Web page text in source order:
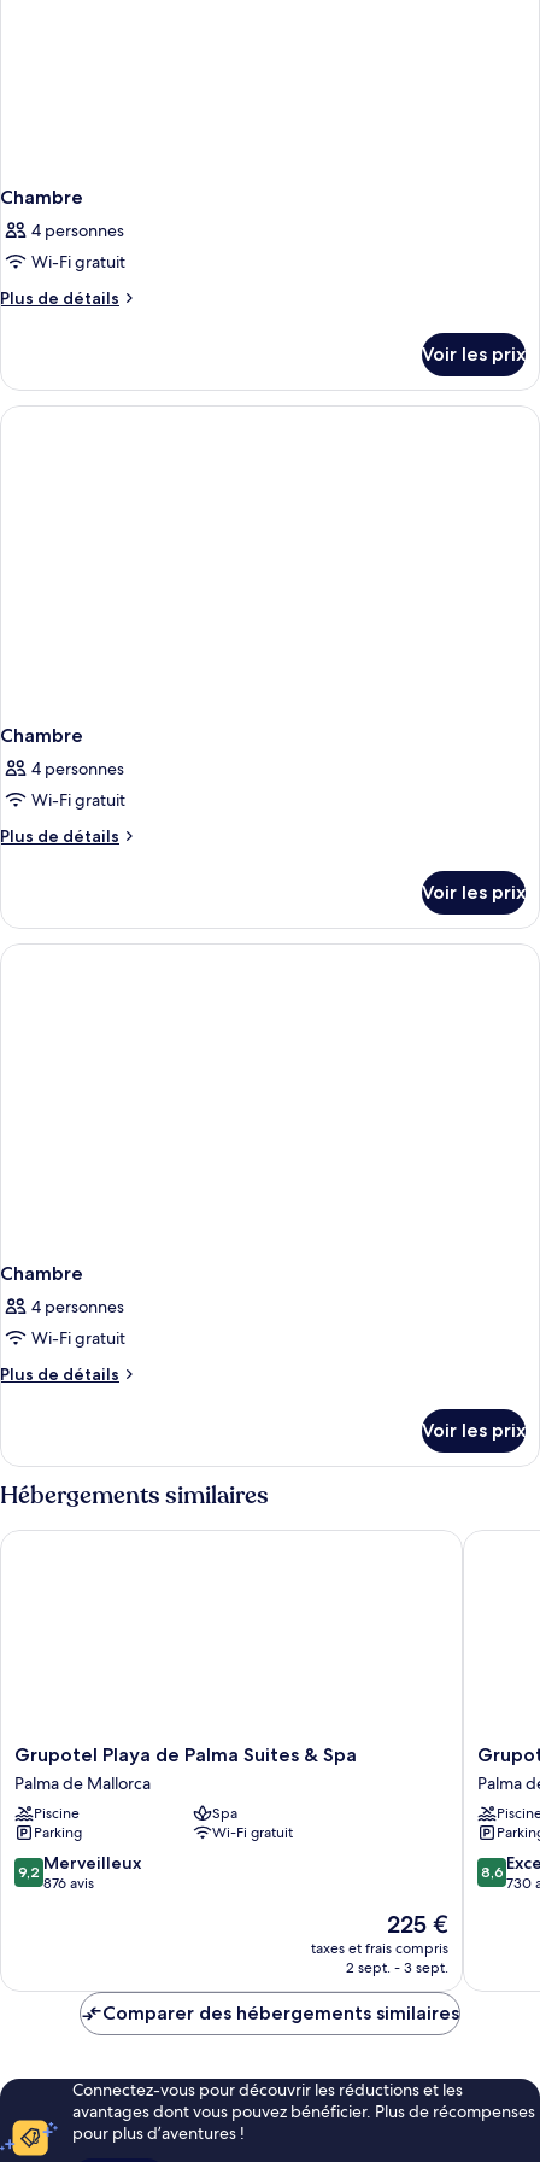
Chambre
4 personnes
Wi-Fi gratuit
Plus de détails
Plus
le
type
de
Voir les prix
Chambre
4 personnes
Wi-Fi gratuit
Plus de détails
Plus
le
type
de
Voir les prix
Chambre
4 personnes
Wi-Fi gratuit
Plus de détails
Plus
le
type
de
Chambre
Voir les prix
Hébergements similaires
Grupotel
Playa
de
Palma
Suites
&
Spa
Grupotel Playa de Palma Suites & Spa
Palma de Mallorca
Piscine
Spa
Parking
Wi-Fi gratuit
9.2
sur
9,2 Merveilleux
876 avis
Le
nouveau
prix
de
225 €
taxes et frais compris
2 sept. - 3 sept.
Grupotel Playa de Palma Suites & Spa
Taurus
Park
Palma
de
Mallorca
Palma
8.6
sur
8,6
730
Comparer des hébergements similaires
Connectez-vous pour découvrir les réductions et les
avantages dont vous pouvez bénéficier. Plus de récompenses
pour plus d’aventures !